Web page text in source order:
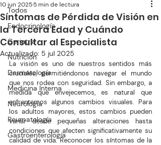
Todos
Endocrinología
Geriatría
Nutrición
Dermatología
Medicina Interna
Neurología
Reumatología
Gastroenterología
Síntomas de Pérdida de Visión en
la Tercera Edad y Cuándo
Consultar al Especialista
10 jun 20255 min de lectura
Actualizado: 5 jul 2025
La visión es uno de nuestros sentidos más
cruciales, permitiéndonos navegar el mundo
que nos rodea con seguridad. Sin embargo, a
medida que envejecemos, es natural que
enfrentemos algunos cambios visuales. Para
los adultos mayores, estos cambios pueden
variar desde pequeñas alteraciones hasta
condiciones que afecten significativamente su
calidad de vida. Reconocer los síntomas de la